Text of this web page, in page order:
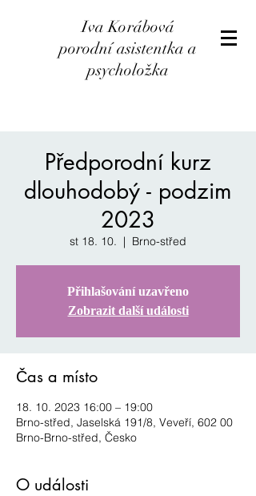
Iva Korábová
porodní asistentka a
psycholožka
Předporodní kurz
dlouhodobý - podzim
2023
st 18. 10.
  |
Brno-střed
Přihlašování uzavřeno
Zobrazit další události
Čas a místo
18. 10. 2023 16:00 – 19:00
Brno-střed, Jaselská 191/8, Veveří, 602 00
Brno-Brno-střed, Česko
O události